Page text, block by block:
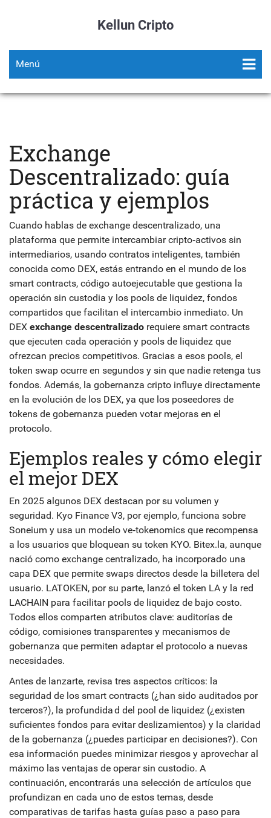
Kellun Cripto
Menú
Exchange
Descentralizado: guía
práctica y ejemplos
Cuando hablas de exchange descentralizado, una
plataforma que permite intercambiar cripto‑activos sin
intermediarios, usando contratos inteligentes, también
conocida como DEX, estás entrando en el mundo de los
smart contracts, código autoejecutable que gestiona la
operación sin custodia y los pools de liquidez, fondos
compartidos que facilitan el intercambio inmediato. Un
DEX exchange descentralizado requiere smart contracts
que ejecuten cada operación y pools de liquidez que
ofrezcan precios competitivos. Gracias a esos pools, el
token swap ocurre en segundos y sin que nadie retenga tus
fondos. Además, la gobernanza cripto influye directamente
en la evolución de los DEX, ya que los poseedores de
tokens de gobernanza pueden votar mejoras en el
protocolo.
Ejemplos reales y cómo elegir
el mejor DEX
En 2025 algunos DEX destacan por su volumen y
seguridad. Kyo Finance V3, por ejemplo, funciona sobre
Soneium y usa un modelo ve‑tokenomics que recompensa
a los usuarios que bloquean su token KYO. Bitex.la, aunque
nació como exchange centralizado, ha incorporado una
capa DEX que permite swaps directos desde la billetera del
usuario. LATOKEN, por su parte, lanzó el token LA y la red
LACHAIN para facilitar pools de liquidez de bajo costo.
Todos ellos comparten atributos clave: auditorías de
código, comisiones transparentes y mecanismos de
gobernanza que permiten adaptar el protocolo a nuevas
necesidades.
Antes de lanzarte, revisa tres aspectos críticos: la
seguridad de los smart contracts (¿han sido auditados por
terceros?), la profundida d del pool de liquidez (¿existen
suficientes fondos para evitar deslizamientos) y la claridad
de la gobernanza (¿puedes participar en decisiones?). Con
esa información puedes minimizar riesgos y aprovechar al
máximo las ventajas de operar sin custodio. A
continuación, encontrarás una selección de artículos que
profundizan en cada uno de estos temas, desde
comparativas de tarifas hasta guías paso a paso para